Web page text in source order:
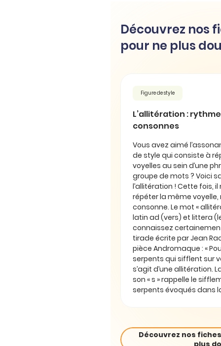
Découvrez nos
pour ne plus
Figure de style
L’allitération :
consonnes
Vous avez aimé
de style qui consiste à
voyelles au sein d’une
groupe de mots ? Voici
l’allitération ! Cette fois, il
répéter la même
consonne. Le mot «
latin ad (vers) et littera
connaissez
tirade écrite par Jean
pièce Andromaque : «
serpents qui sifflent sur
s’agit d’une allitération.
son « s » rappelle le
serpents évoqués dans
Découvrez nos
plus